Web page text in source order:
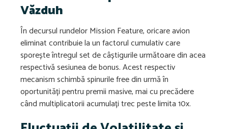
Văzduh
În decursul rundelor Mission Feature, oricare avion
eliminat contribuie la un factorul cumulativ care
sporește întregul set de câștigurile următoare din acea
respectivă sesiunea de bonus. Acest respectiv
mecanism schimbă spinurile free din urmă în
oportunități pentru premii masive, mai cu precădere
când multiplicatorii acumulați trec peste limita 10x.